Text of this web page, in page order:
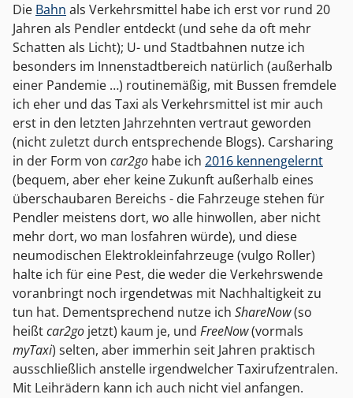
Die Bahn als Verkehrsmittel habe ich erst vor rund 20
Jahren als Pendler entdeckt (und sehe da oft mehr
Schatten als Licht); U- und Stadtbahnen nutze ich
besonders im Innenstadtbereich natürlich (außerhalb
einer Pandemie …) routinemäßig, mit Bussen fremdele
ich eher und das Taxi als Verkehrsmittel ist mir auch
erst in den letzten Jahrzehnten vertraut geworden
(nicht zuletzt durch entsprechende Blogs). Carsharing
in der Form von car2go habe ich 2016 kennengelernt
(bequem, aber eher keine Zukunft außerhalb eines
überschaubaren Bereichs - die Fahrzeuge stehen für
Pendler meistens dort, wo alle hinwollen, aber nicht
mehr dort, wo man losfahren würde), und diese
neumodischen Elektrokleinfahrzeuge (vulgo Roller)
halte ich für eine Pest, die weder die Verkehrswende
voranbringt noch irgendetwas mit Nachhaltigkeit zu
tun hat. Dementsprechend nutze ich ShareNow(so
heißtcar2go jetzt) kaum je, und FreeNow(vormals
myTaxi) selten, aber immerhin seit Jahren praktisch
ausschließlich anstelle irgendwelcher Taxirufzentralen.
Mit Leihrädern kann ich auch nicht viel anfangen.